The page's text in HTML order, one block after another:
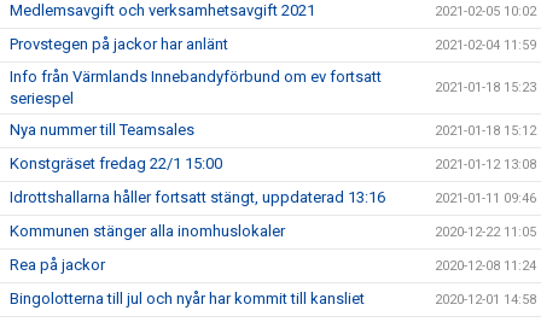
Medlemsavgift och verksamhetsavgift 2021 2021-02-05 10:02
Provstegen på jackor har anlänt 2021-02-04 11:59
Info från Värmlands Innebandyförbund om ev fortsatt
seriespel
2021-01-18 15:23
Nya nummer till Teamsales 2021-01-18 15:12
Konstgräset fredag 22/1 15:00 2021-01-12 13:08
Idrottshallarna håller fortsatt stängt, uppdaterad 13:16 2021-01-11 09:46
Kommunen stänger alla inomhuslokaler 2020-12-22 11:05
Rea på jackor 2020-12-08 11:24
Bingolotterna till jul och nyår har kommit till kansliet 2020-12-01 14:58